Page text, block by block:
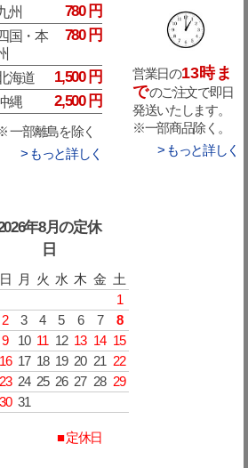
州 780 円
国・本
780 円
海道 1,500 円
縄 2,500 円
一部離島を除く
> もっと詳しく
営業日の13時ま
でのご注文で即日
発送いたします。
※一部商品除く。
> もっと詳しく
年8月の定休
日
日 月 火 水 木 金 土
1
2
3 4 5 6 7
8
9
10 11 12 13 14 15
16 17 18 19 20 21 22
23 24 25 26 27 28 29
30 31
■ 定休日